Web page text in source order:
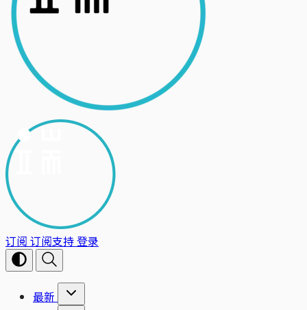
订阅 订阅支持登录
最新